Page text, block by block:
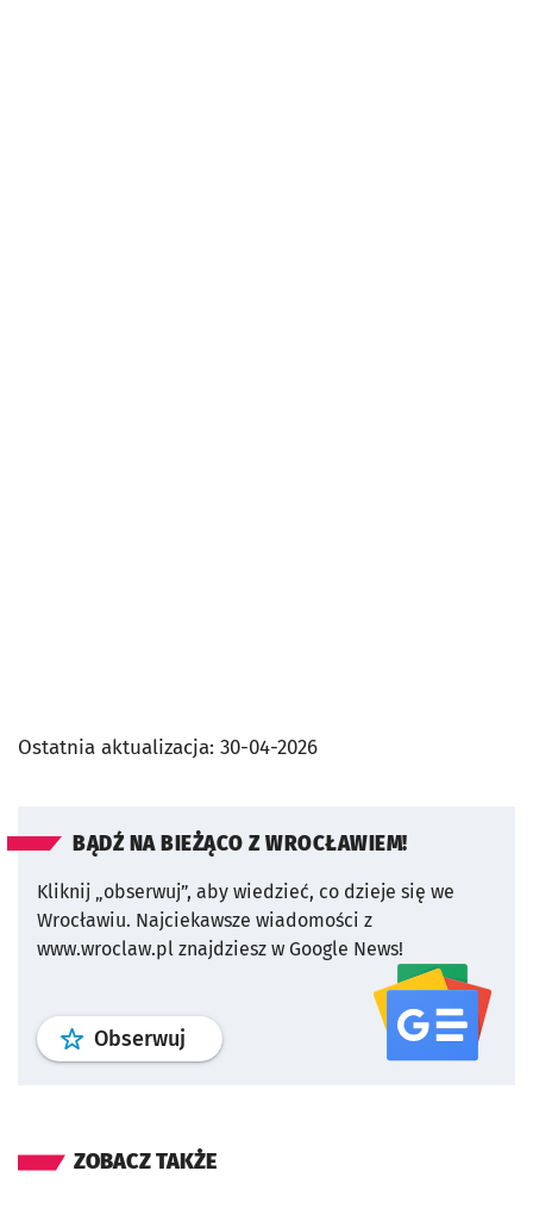
Ostatnia aktualizacja: 30-04-2026
BĄDŹ NA BIEŻĄCO Z WROCŁAWIEM!
Kliknij „obserwuj”, aby wiedzieć, co dzieje się we
Wrocławiu. Najciekawsze wiadomości z
www.wroclaw.pl znajdziesz w Google News!
Obserwuj profil serwisu
ZOBACZ TAKŻE